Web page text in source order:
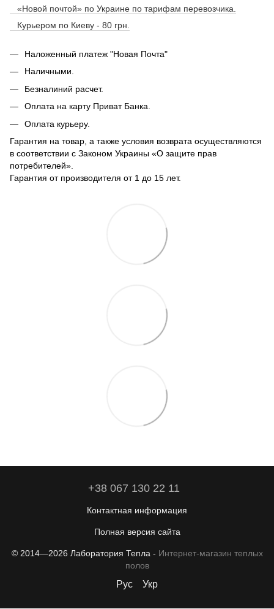
«Новой почтой» по Украине по тарифам перевозчика.
Курьером по Киеву - 80 грн.
Наложенный платеж "Новая Почта"
Наличными.
Безналиний расчет.
Оплата на карту Приват Банка.
Оплата курьеру.
Гарантия на товар, а также условия возврата осуществляются
в соответствии с Законом Украины «О защите прав
потребителей».
Гарантия от производителя от 1 до 15 лет.
+38 067 130 22 11
Контактная информация
Полная версия сайта
© 2014—2026 Лаборатория Тепла - Интернет-магазин теплых
полов
Рус Укр